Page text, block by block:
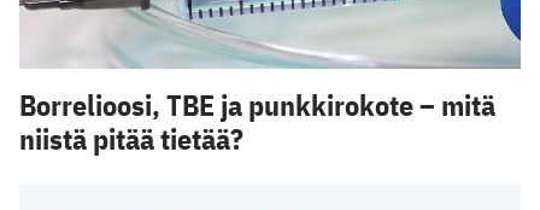
Borrelioosi, TBE ja punkkirokote – mitä
niistä pitää tietää?